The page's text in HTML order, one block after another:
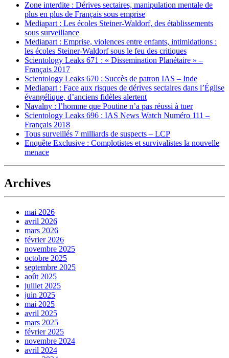
Zone interdite : Dérives sectaires, manipulation mentale de
plus en plus de Français sous emprise
Mediapart : Les écoles Steiner-Waldorf, des établissements
sous surveillance
Mediapart : Emprise, violences entre enfants, intimidations :
les écoles Steiner-Waldorf sous le feu des critiques
Scientology Leaks 671 : « Dissemination Planétaire » –
Français 2017
Scientology Leaks 670 : Succès de patron IAS – Inde
Mediapart : Face aux risques de dérives sectaires dans l’Église
évangélique, d’anciens fidèles alertent
Navalny : l’homme que Poutine n’a pas réussi à tuer
Scientology Leaks 696 : IAS News Watch Numéro 111 –
Français 2018
Tous surveillés 7 milliards de suspects – LCP
Enquête Exclusive : Complotistes et survivalistes la nouvelle
menace
Archives
mai 2026
avril 2026
mars 2026
février 2026
novembre 2025
octobre 2025
septembre 2025
août 2025
juillet 2025
juin 2025
mai 2025
avril 2025
mars 2025
février 2025
novembre 2024
avril 2024